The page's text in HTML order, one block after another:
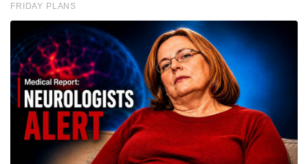
FRIDAY PLANS